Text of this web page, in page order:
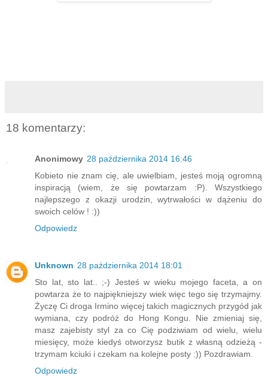
18 komentarzy:
Anonimowy 28 października 2014 16:46
Kobieto nie znam cię, ale uwielbiam, jesteś moją ogromną
inspiracją (wiem, że się powtarzam :P). Wszystkiego
najlepszego z okazji urodzin, wytrwałości w dążeniu do
swoich celów ! :))
Odpowiedz
Unknown 28 października 2014 18:01
Sto lat, sto lat.. ;-) Jesteś w wieku mojego faceta, a on
powtarza że to najpiękniejszy wiek więc tego się trzymajmy.
Życzę Ci droga Irmino więcej takich magicznych przygód jak
wymiana, czy podróż do Hong Kongu. Nie zmieniaj się,
masz zajebisty styl za co Cię podziwiam od wielu, wielu
miesięcy, może kiedyś otworzysz butik z własną odzieżą -
trzymam kciuki i czekam na kolejne posty :)) Pozdrawiam.
Odpowiedz